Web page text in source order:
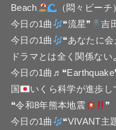
Beach
（悶々ビー
今日の1曲
❝流星❞
吉
今日の1曲
❝あなたに
ドラマとは全く関係ない
今日の1曲
国
いくら科学が進歩
❝令和8年熊本地震
❞
今日の1曲
❝VIVANT主